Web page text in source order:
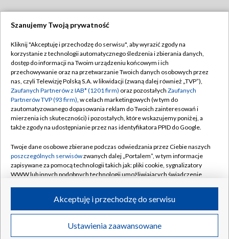
TVP
Abonament TVP
Emisja w TVP
Centrum informacji TVP
Naziemna Telewizja Cyfrowa
Rada Programowa
System NOS
Informacje o nadawcy
Program dla prasy
Ogłoszenie przetargowe
Regulamin TVP
Polityka prywatności
Moje zgody
Pomoc
Kontakt
Kanały
©2026 Telewizja Polska S.A. w likwidacji
Szanujemy Twoją prywatność
Kliknij "Akceptuję i przechodzę do serwisu", aby wyrazić zgody na
korzystanie z technologii automatycznego śledzenia i zbierania danych,
dostęp do informacji na Twoim urządzeniu końcowym i ich
przechowywanie oraz na przetwarzanie Twoich danych osobowych przez
nas, czyli Telewizję Polską S.A. w likwidacji (zwaną dalej również „TVP”),
Zaufanych Partnerów z IAB* (1201 firm) oraz pozostałych Zaufanych
Partnerów TVP (93 firm), w celach marketingowych (w tym do
zautomatyzowanego dopasowania reklam do Twoich zainteresowań i
mierzenia ich skuteczności) i pozostałych, które wskazujemy poniżej, a
także zgody na udostępnianie przez nas identyfikatora PPID do Google.
Twoje dane osobowe zbierane podczas odwiedzania przez Ciebie naszych
poszczególnych serwisówzwanych dalej „Portalem”, w tym informacje
zapisywane za pomocą technologii takich jak: pliki cookie, sygnalizatory
WWW lub innych podobnych technologii umożliwiających świadczenie
ruchu w Internecie.
Twoje dane osobowe zbierane podczas odwiedzania przez Ciebie
poszczególnych serwisówna Portalu, takie jak adresy IP, identyfikatory
Ustawienia zaawansowane
Akceptuję i przechodzę do serwisu